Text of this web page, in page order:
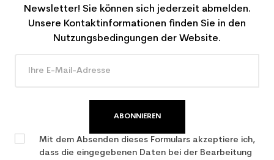
Newsletter! Sie können sich jederzeit abmelden.
Unsere Kontaktinformationen finden Sie in den
Nutzungsbedingungen der Website.
ABONNIEREN
Mit dem Absenden dieses Formulars akzeptiere ich,
dass die eingegebenen Daten bei der Bearbeitung